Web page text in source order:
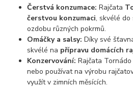
Čerstvá konzumace: Rajčata
čerstvou konzumaci, skvélé do
ozdobu různých pokrmů.
Omáčky a salsy: Díky své
skvélé na přípravu domácích
Konzervování: Rajčata
nebo používat na výrobu
využít v zimních měsících.